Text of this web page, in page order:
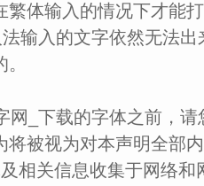
繁体输入的情况下才能
输入的文字依然无法
网_下载的字体之前，
将被视为对本声明全部
相关信息收集于网络